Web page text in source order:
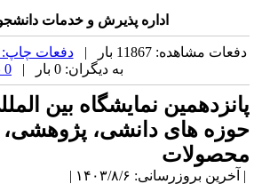
اداره پذیرش و خدمات
مشاهده: 11867 بار | دفعات چاپ: 293 بار
به دیگران: 0 بار |
نمایشگاه بین
های دانشی، پژوهشی،
بروزرسانی: ۱۴۰۳/۸/۶ |